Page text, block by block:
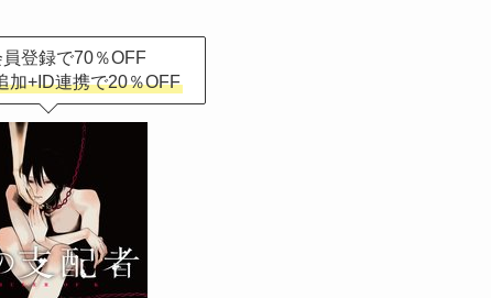
員登録で70％OFF
加+ID連携で20％OFF